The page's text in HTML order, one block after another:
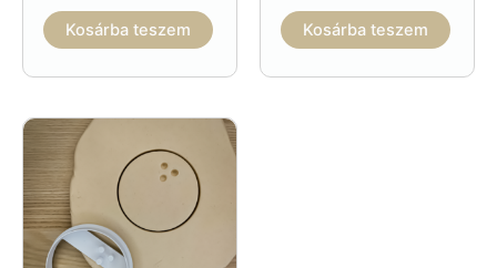
Kosárba teszem Kosárba teszem